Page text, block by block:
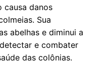
causa danos
Sua
abelhas e diminui a
e combater
das colônias.